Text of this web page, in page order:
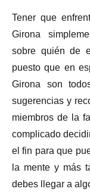
Tener que
Girona
sobre quién de
puesto que en
Girona son
sugerencias y
miembros de la
complicado
el fin para que
la mente y más
debes llegar a